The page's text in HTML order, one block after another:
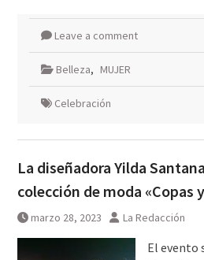
Leave a comment
Belleza, MUJER
Celebración
La diseñadora Yilda
colección de moda «Copas
marzo 28, 2023 La Redacción
El evento